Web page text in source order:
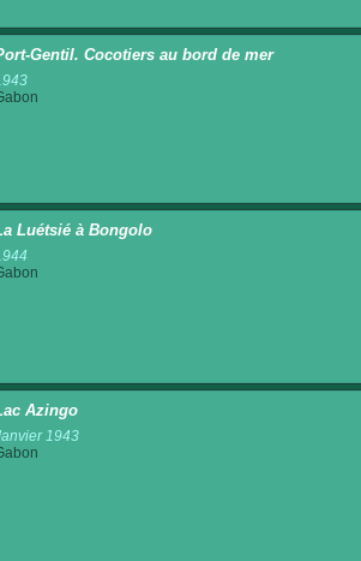
Gentil. Cocotiers au bord de mer
Luétsié à Bongolo
Azingo
1943